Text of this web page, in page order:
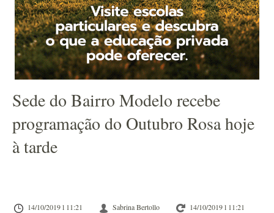
Sede do Bairro Modelo recebe
programação do Outubro Rosa hoje
à tarde
14/10/2019 l 11:21 Sabrina Bertollo 14/10/2019 l 11:21